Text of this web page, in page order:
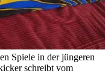
Spiele in der jüngeren
schreibt vom